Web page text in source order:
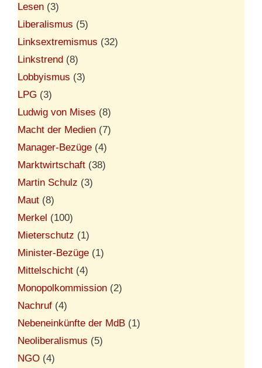
Lesen (3)
Liberalismus (5)
Linksextremismus (32)
Linkstrend (8)
Lobbyismus (3)
LPG (3)
Ludwig von Mises (8)
Macht der Medien (7)
Manager-Bezüge (4)
Marktwirtschaft (38)
Martin Schulz (3)
Maut (8)
Merkel (100)
Mieterschutz (1)
Minister-Bezüge (1)
Mittelschicht (4)
Monopolkommission (2)
Nachruf (4)
Nebeneinkünfte der MdB (1)
Neoliberalismus (5)
NGO (4)